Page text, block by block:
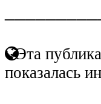
Эта
показалась